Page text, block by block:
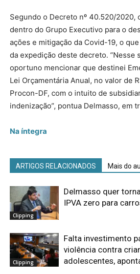
Segundo o Decreto nº 40.520/2020,
dentro do Grupo Executivo para o
ações e mitigação da Covid-19, o
da expedição deste decreto. “Nesse
oportuno mencionar que destinei
Lei Orçamentária Anual, no valor de
Procon-DF, com o intuito de
indenização”, pontua Delmasso, em
Na íntegra
ARTIGOS RELACIONADOS Mais do
Clipping
Delmasso quer
IPVA zero para
Clipping
Falta investimento
violência contra
adolescentes,